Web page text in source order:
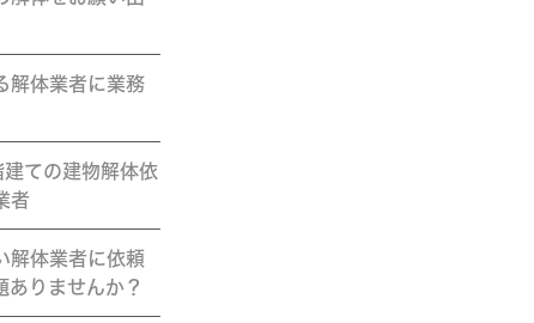
解体業者に業務
ての建物解体依
者
解体業者に依頼
ありませんか？